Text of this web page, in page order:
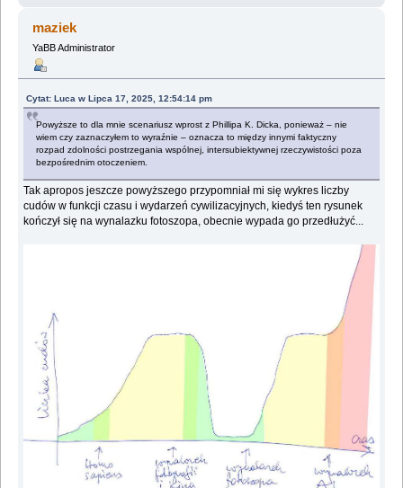
maziek
YaBB Administrator
Cytat: Luca w Lipca 17, 2025, 12:54:14 pm
Powyższe to dla mnie scenariusz wprost z Phillipa K. Dicka, ponieważ – nie
wiem czy zaznaczyłem to wyraźnie – oznacza to między innymi faktyczny
rozpad zdolności postrzegania wspólnej, intersubiektywnej rzeczywistości poza
bezpośrednim otoczeniem.
Tak apropos jeszcze powyższego przypomniał mi się wykres liczby
cudów w funkcji czasu i wydarzeń cywilizacyjnych, kiedyś ten rysunek
kończył się na wynalazku fotoszopa, obecnie wypada go przedłużyć...